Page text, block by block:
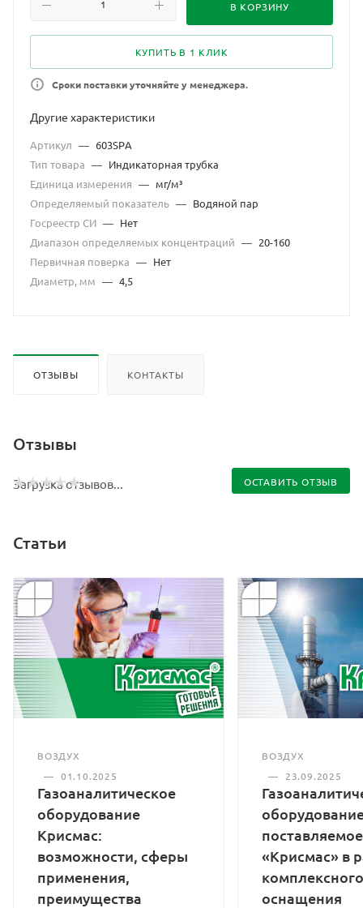
В КОРЗИНУ
КУПИТЬ В 1 КЛИК
Сроки поставки уточняйте у менеджера.
Другие характеристики
Артикул — 603SPА
Тип товара — Индикаторная трубка
Единица измерения — мг/м³
Определяемый показатель — Водяной пар
Госреестр СИ — Нет
Диапазон определяемых концентраций — 20-160
Первичная поверка — Нет
Диаметр, мм — 4,5
ОТЗЫВЫ КОНТАКТЫ
Отзывы
ОСТАВИТЬ ОТЗЫВ
Загрузка отзывов...
Статьи
ВОЗДУХ
— 01.10.2025
Газоаналитическое
оборудование
Крисмас:
возможности, сферы
применения,
преимущества
ВОЗДУХ
—
23.09.2025
«Крисмас» в
комплексного
оснащения